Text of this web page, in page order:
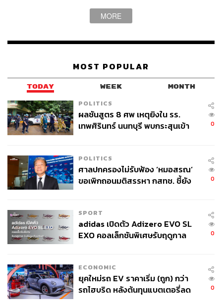
MORE
MOST POPULAR
TODAY WEEK MONTH
POLITICS
ผลชันสูตร 8 ศพ เหตุยิงใน รร.
เทพศิรินทร์ นนทบุรี พบกระสุนเข้า
0
POLITICS
ศาลปกครองไม่รับฟ้อง ‘หมอสรณ’
ขอเพิกถอนมติสรรหา กสทช. ชี้ยัง
0
SPORT
adidas เปิดตัว Adizero EVO SL
EXO คอลเล็กชันพิเศษรับฤดูกาล
0
ECONOMIC
ยุคใหม่รถ EV ราคาเริ่ม (ถูก) กว่า
รถไฮบริด หลังต้นทุนแบตเตอรี่ลด
0